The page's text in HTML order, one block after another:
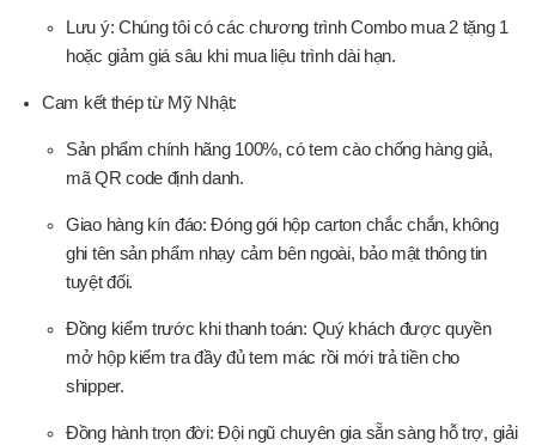
Lưu ý: Chúng tôi có các chương trình Combo mua 2 tặng 1
hoặc giảm giá sâu khi mua liệu trình dài hạn.
Cam kết thép từ Mỹ Nhật:
Sản phẩm chính hãng 100%, có tem cào chống hàng giả,
mã QR code định danh.
Giao hàng kín đáo: Đóng gói hộp carton chắc chắn, không
ghi tên sản phẩm nhạy cảm bên ngoài, bảo mật thông tin
tuyệt đối.
Đồng kiểm trước khi thanh toán: Quý khách được quyền
mở hộp kiểm tra đầy đủ tem mác rồi mới trả tiền cho
shipper.
Đồng hành trọn đời: Đội ngũ chuyên gia sẵn sàng hỗ trợ, giải